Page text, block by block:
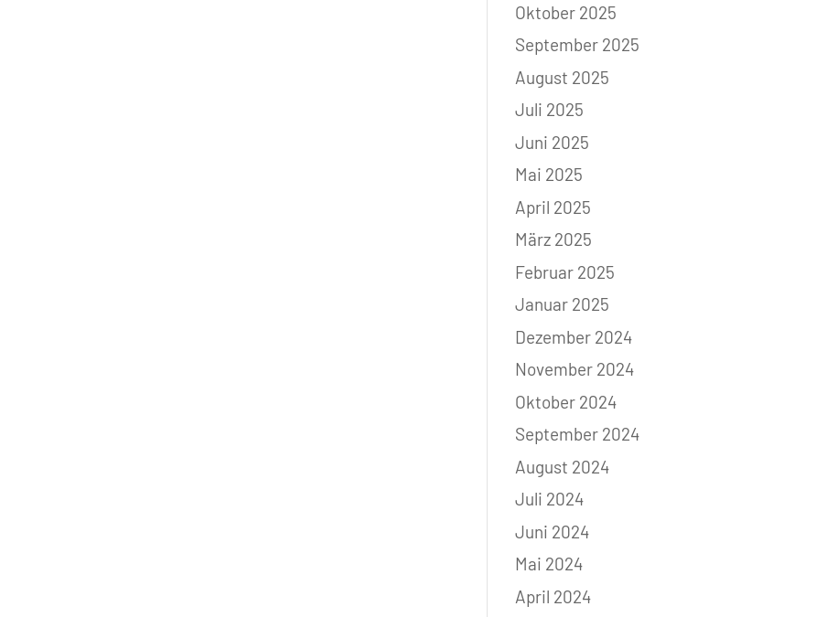
Oktober 2025
September 2025
August 2025
Juli 2025
Juni 2025
Mai 2025
April 2025
März 2025
Februar 2025
Januar 2025
Dezember 2024
November 2024
Oktober 2024
September 2024
August 2024
Juli 2024
Juni 2024
Mai 2024
April 2024